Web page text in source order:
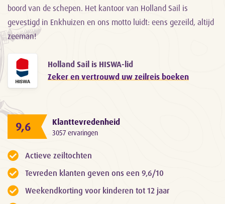
boord van de schepen. Het kantoor van Holland Sail is
gevestigd in Enkhuizen en ons motto luidt: eens gezeild, altijd
zeeman!
Holland Sail is HISWA-lid
Zeker en vertrouwd uw zeilreis boeken
9,6 Klanttevredenheid
3057 ervaringen
Actieve zeiltochten
Tevreden klanten geven ons een 9,6/10
Weekendkorting voor kinderen tot 12 jaar